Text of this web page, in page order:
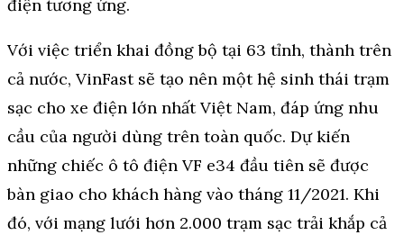
điện tương ứng.
Với việc triển khai đồng bộ tại 63 tỉnh, thành trên
cả nước, VinFast sẽ tạo nên một hệ sinh thái trạm
sạc cho xe điện lớn nhất Việt Nam, đáp ứng nhu
cầu của người dùng trên toàn quốc. Dự kiến
những chiếc ô tô điện VF e34 đầu tiên sẽ được
bàn giao cho khách hàng vào tháng 11/2021. Khi
đó, với mạng lưới hơn 2.000 trạm sạc trải khắp cả